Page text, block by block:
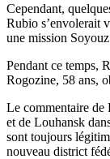
Cependant,
Rubio s’envolerait
une mission
Pendant ce temps,
Rogozine, 58 ans,
Le commentaire de
et de Louhansk
sont toujours
nouveau district